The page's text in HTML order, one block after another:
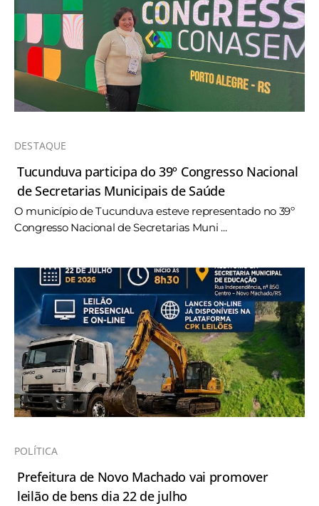
DESTAQUE
Tucunduva participa do 39º Congresso Nacional
de Secretarias Municipais de Saúde
O município de Tucunduva esteve representado no 39º
Congresso Nacional de Secretarias Muni ...
POLÍTICA
Prefeitura de Novo Machado vai promover
leilão de bens dia 22 de julho